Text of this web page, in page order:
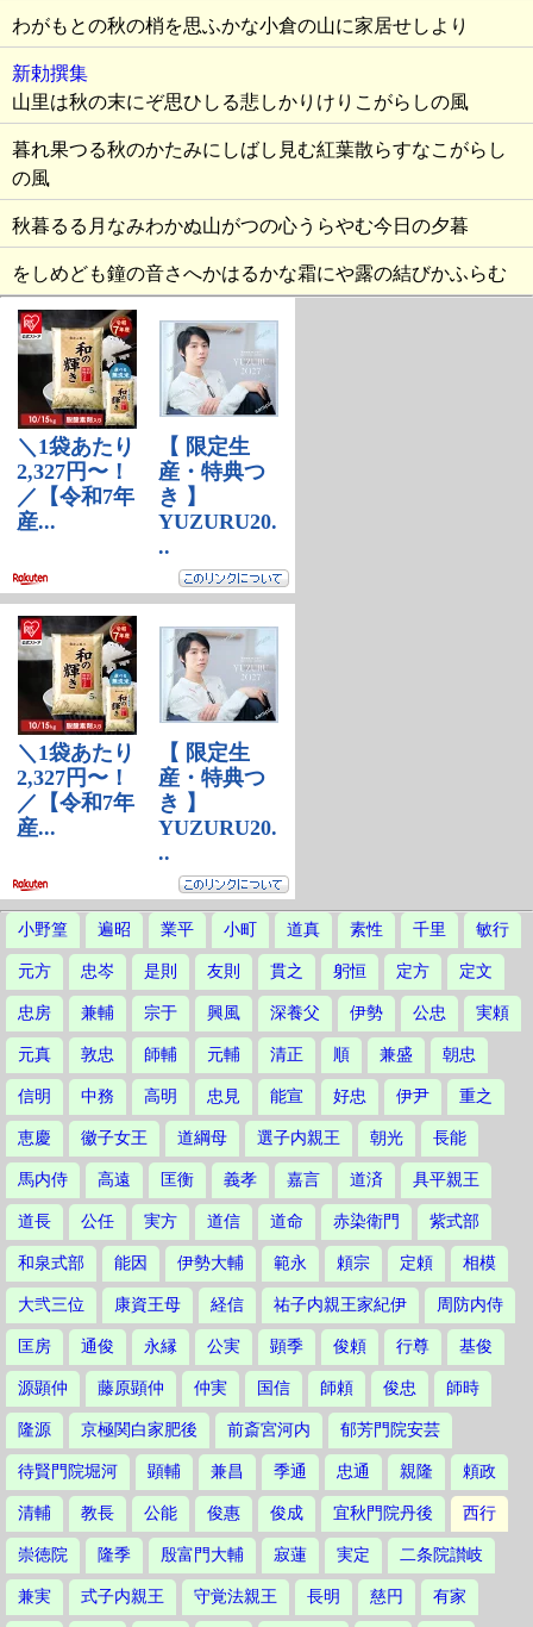
わがもとの秋の梢を思ふかな小倉の山に家居せしより
新勅撰集
山里は秋の末にぞ思ひしる悲しかりけりこがらしの風
暮れ果つる秋のかたみにしばし見む紅葉散らすなこがらし
の風
秋暮るる月なみわかぬ山がつの心うらやむ今日の夕暮
をしめども鐘の音さへかはるかな霜にや露の結びかふらむ
小野篁 遍昭 業平 小町 道真 素性 千里 敏行
元方 忠岑 是則 友則 貫之 躬恒 定方 定文
忠房 兼輔 宗于 興風 深養父 伊勢 公忠 実頼
元真 敦忠 師輔 元輔 清正 順 兼盛 朝忠
信明 中務 高明 忠見 能宣 好忠 伊尹 重之
恵慶 徽子女王 道綱母 選子内親王 朝光 長能
馬内侍 高遠 匡衡 義孝 嘉言 道済 具平親王
道長 公任 実方 道信 道命 赤染衛門 紫式部
和泉式部 能因 伊勢大輔 範永 頼宗 定頼 相模
大弐三位 康資王母 経信 祐子内親王家紀伊 周防内侍
匡房 通俊 永縁 公実 顕季 俊頼 行尊 基俊
源顕仲 藤原顕仲 仲実 国信 師頼 俊忠 師時
隆源 京極関白家肥後 前斎宮河内 郁芳門院安芸
待賢門院堀河 顕輔 兼昌 季通 忠通 親隆 頼政
清輔 教長 公能 俊惠 俊成 宜秋門院丹後 西行
崇徳院 隆季 殷富門大輔 寂蓮 実定 二条院讃岐
兼実 式子内親王 守覚法親王 長明 慈円 有家